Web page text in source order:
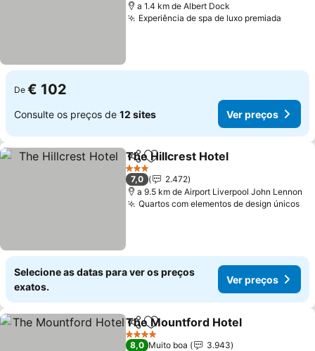
a 1.4 km de Albert Dock
Experiência de spa de luxo premiada
De € 102
Consulte os preços de 12 sites Ver preços
PartilharAdicionar aos favoritos
The Hillcrest Hotel
3 Estrelas
7,0
2.472
a 9.5 km de Airport Liverpool John Lennon
Quartos com elementos de design únicos
Selecione as datas para ver os preços
exatos.
Ver preços
PartilharAdicionar aos favoritos
The Mountford Hotel
4 Estrelas
8,0 Muito boa
3.943